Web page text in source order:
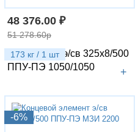
173 кг / 1 шт
48 376.00 ₽
+
51 278.60р
Отвод 90гр. э/св 325х8/500
ППУ-ПЭ 1050/1050
-6%